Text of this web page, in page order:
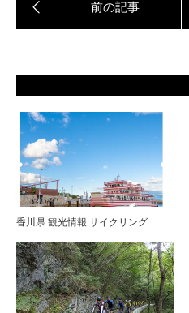
香川県 観光情報 サイクリング